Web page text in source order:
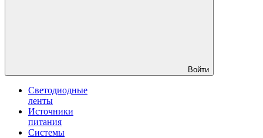
Войти
Светодиодные
ленты
Источники
питания
Системы